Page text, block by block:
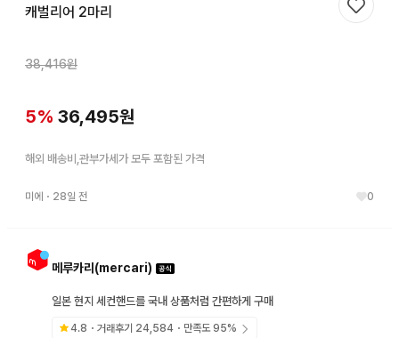
캐벌리어 2마리
38,416원
5% 36,495원
해외 배송비,관부가세가 모두 포함된 가격
미에 ・ 28일 전 0
메루카리(mercari)
일본 현지 세컨핸드를 국내 상품처럼 간편하게 구매
4.8 ・거래후기 24,584・만족도95%
찜하기